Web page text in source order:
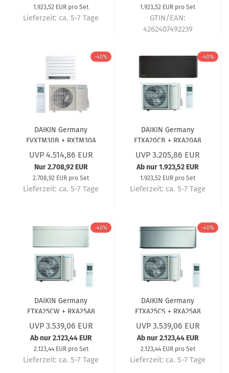
1.923,52 EUR pro Set
Lieferzeit: ca. 5-7 Tage
1.923,52 EUR pro Set
GTIN/EAN:
4262407492239
-40%
DAIKIN Germany
FVXTM30B + RXTM30A
Perfera Nepura
Truhengerät-Set (5
Jahre Garantie) 3,0 kW
UVP 4.514,86 EUR
Nur 2.708,92 EUR
2.708,92 EUR pro Set
Lieferzeit: ca. 5-7 Tage
-40%
DAIKIN Germany
FTXA20CB + RXA20A8
Wandgerät-Set Stylish
Schwarz (5 Jahre
Garantie) 2,0 kW
UVP 3.205,86 EUR
Ab nur 1.923,52 EUR
1.923,52 EUR pro Set
Lieferzeit: ca. 5-7 Tage
-40%
DAIKIN Germany
FTXA25CW + RXA25A8
Wandgerät-Set Stylish
Weiß (5 Jahre
Garantie) 2,5 kW
UVP 3.539,06 EUR
Ab nur 2.123,44 EUR
2.123,44 EUR pro Set
Lieferzeit: ca. 5-7 Tage
-40%
DAIKIN Germany
FTXA25CS + RXA25A8
Wandgerät-Set Stylish
Silber (5 Jahre
Garantie) 2,5 kW
UVP 3.539,06 EUR
Ab nur 2.123,44 EUR
2.123,44 EUR pro Set
Lieferzeit: ca. 5-7 Tage